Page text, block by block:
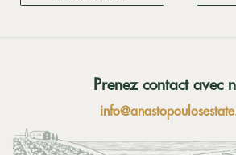
Prenez contact avec